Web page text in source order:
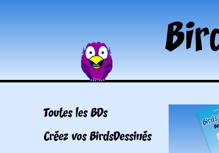
Toutes les BDs
Créez vos BirdsDessinés